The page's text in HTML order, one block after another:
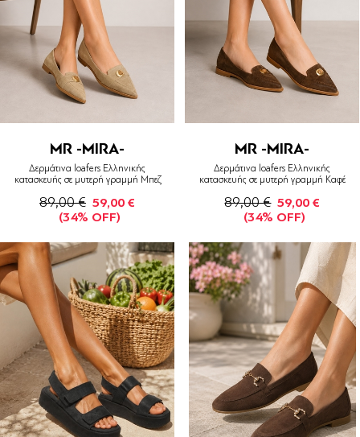
MR -MIRA-
Δερμάτινα loafers Ελληνικής
κατασκευής σε μυτερή γραμμή Μπεζ
89,00 € 59,00 €
(34% OFF)
MR -MIRA-
Δερμάτινα loafers Ελληνικής
κατασκευής σε μυτερή γραμμή Καφέ
89,00 € 59,00 €
(34% OFF)